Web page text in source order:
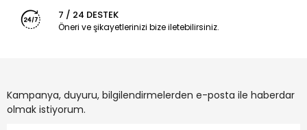
7 / 24 DESTEK
Öneri ve şikayetlerinizi bize iletebilirsiniz.
Kampanya, duyuru, bilgilendirmelerden e-posta ile haberdar
olmak istiyorum.